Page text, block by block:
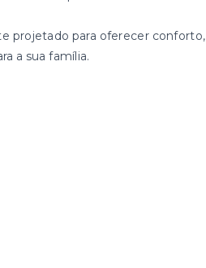
projetado para oferecer conforto,
a sua família.